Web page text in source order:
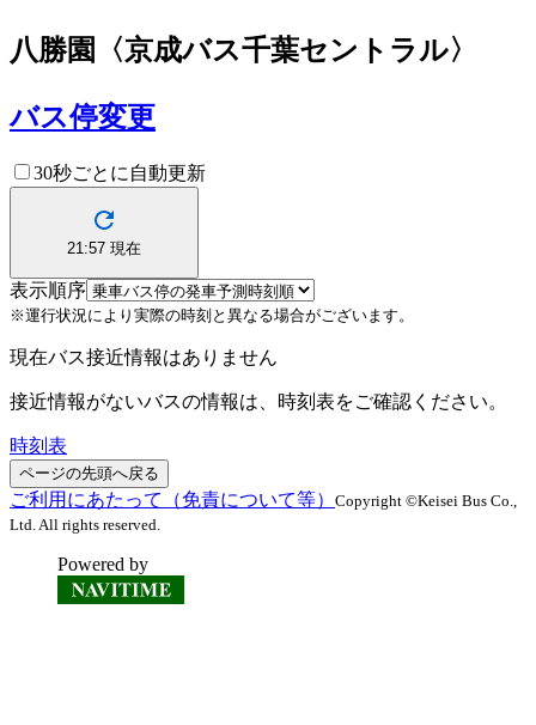
八勝園〈京成バス千葉セントラル〉
バス停変更
30秒ごとに自動更新
21:57 現在
表示順序
※運行状況により実際の時刻と異なる場合がございます。
現在バス接近情報はありません
接近情報がないバスの情報は、時刻表をご確認ください。
時刻表
ページの先頭へ戻る
ご利用にあたって（免責について等） Copyright ©Keisei Bus Co.,
Ltd. All rights reserved.
Powered by